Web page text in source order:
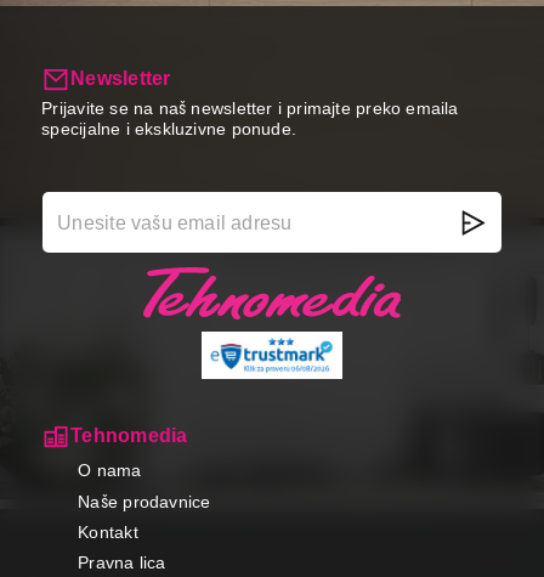
Tehnomedia
O nama
Naše prodavnice
Kontakt
Pravna lica
Newsletter
Prijavite se na naš newsletter i primajte preko emaila
specijalne i ekskluzivne ponude.